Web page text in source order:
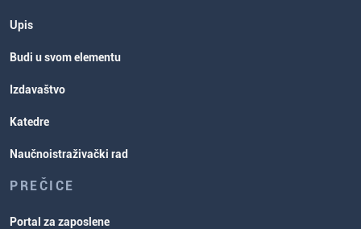
Upis
Budi u svom elementu
Izdavaštvo
Katedre
Naučnoistraživački rad
PREČICE
Portal za zaposlene